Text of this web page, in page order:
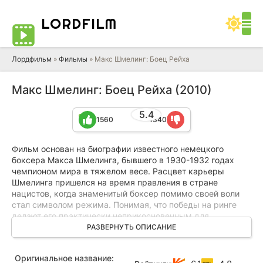
LORDFILM
Лордфильм » Фильмы » Макс Шмелинг: Боец Рейха
Макс Шмелинг: Боец Рейха (2010)
5.4
1560 1340
Фильм основан на биографии известного немецкого
боксера Макса Шмелинга, бывшего в 1930-1932 годах
чемпионом мира в тяжелом весе. Расцвет карьеры
Шмелинга пришелся на время правления в стране
нацистов, когда знаменитый боксер помимо своей воли
стал символом режима. Понимая, что победы на ринге
делают его практически неприкосновенным для
правящей партии, Шмелинг решает остаться в стране,
несмотря на то, что это решение подталкивает его к
Будучи женатым на девушке еврейского происхождения,
РАЗВЕРНУТЬ ОПИСАНИЕ
Оригинальное название: